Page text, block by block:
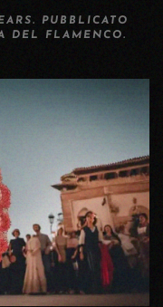
. PUBBLICATO
DEL FLAMENCO.